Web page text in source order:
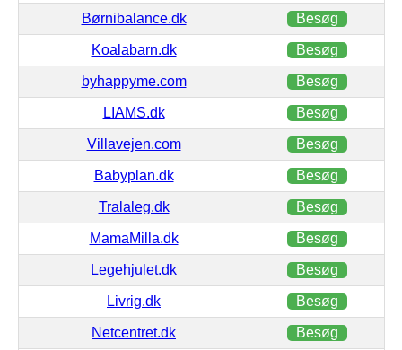
Børnibalance.dk Besøg
Koalabarn.dk Besøg
byhappyme.com Besøg
LIAMS.dk Besøg
Villavejen.com Besøg
Babyplan.dk Besøg
Tralaleg.dk Besøg
MamaMilla.dk Besøg
Legehjulet.dk Besøg
Livrig.dk Besøg
Netcentret.dk Besøg